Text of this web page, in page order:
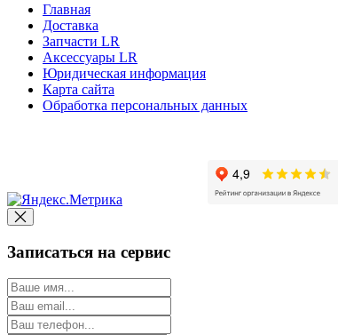
Главная
Доставка
Запчасти LR
Аксессуары LR
Юридическая информация
Карта сайта
Обработка персональных данных
Записаться на сервис